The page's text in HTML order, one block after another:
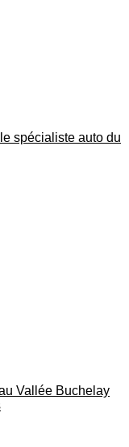
spécialiste auto du
Vallée Buchelay